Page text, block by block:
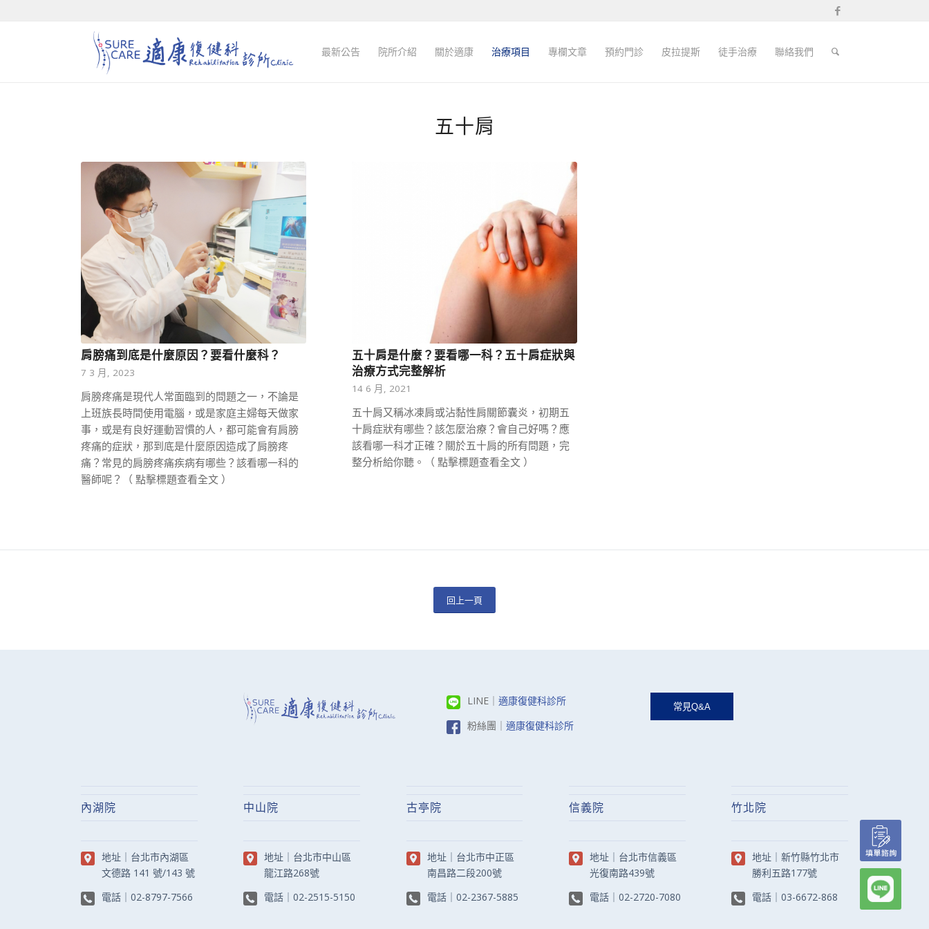
最新公告 院所介紹 關於適康 治療項目 專欄文章 預約門診 皮拉提斯 徒手治療 聯絡我們
五十肩
肩膀痛到底是什麼原因？要看什麼科？
7 3 月, 2023
肩膀疼痛是現代人常面臨到的問題之一，不論是
上班族長時間使用電腦，或是家庭主婦每天做家
事，或是有良好運動習慣的人，都可能會有肩膀
疼痛的症狀，那到底是什麼原因造成了肩膀疼
痛？常見的肩膀疼痛疾病有哪些？該看哪一科的
醫師呢？（ 點擊標題查看全文 ）
五十肩是什麼？要看哪一科？五十肩症狀與
治療方式完整解析
14 6 月, 2021
五十肩又稱冰凍肩或沾黏性肩關節囊炎，初期五
十肩症狀有哪些？該怎麼治療？會自己好嗎？應
該看哪一科才正確？關於五十肩的所有問題，完
整分析給你聽。（ 點擊標題查看全文 ）
回上一頁
LINE｜適康復健科診所
粉絲團｜適康復健科診所
內湖院
地址｜ 台北市內湖區
文德路 141 號/143 號
電話｜ 02-8797-7566
中山院
地址｜ 台北市中山區
龍江路268號
電話｜02-2515-5150
古亭院
地址｜ 台北市中正區
南昌路二段200號
電話｜ 02-2367-5885
信義院
地址｜ 台北市信義區
光復南路439號
電話｜ 02-2720-7080
竹北院
地址｜新竹縣竹北市
勝利五路177號
電話｜03-6672-868